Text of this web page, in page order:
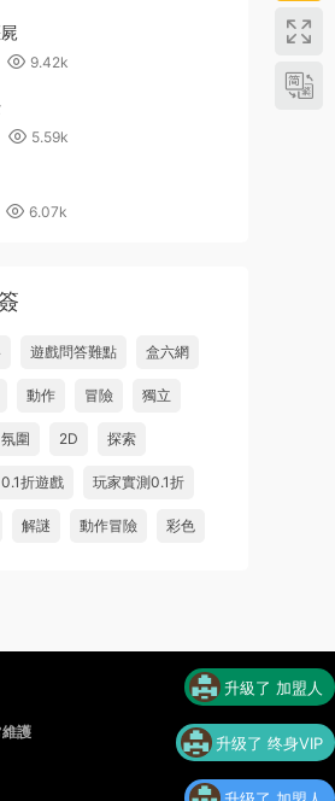
9.42k
5.59k
6.07k
遊戲問答難點 盒六網
動作 冒險 獨立
氛圍 2D 探索
0.1折遊戲 玩家實測0.1折
解謎 動作冒險 彩色
護
升級了 加盟人
升级了 终身VIP